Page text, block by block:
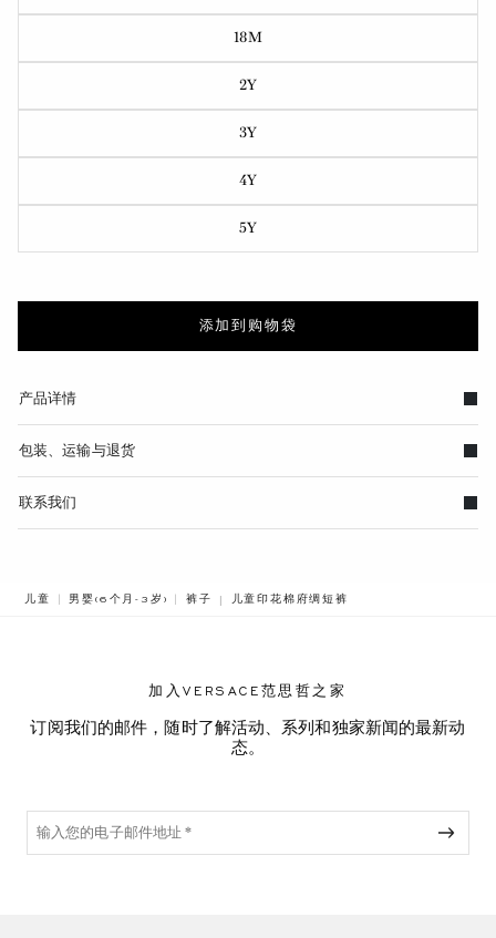
18M
2Y
3Y
4Y
5Y
添加到购物袋
产品详情
包装、运输与退货
联系我们
儿童 男婴(6个月-3岁) 裤子 BREADCRUMB.ADA.LABEL.CURRENT
儿童印花棉府绸短裤
加入VERSACE范思哲之家
订阅我们的邮件，随时了解活动、系列和独家新闻的最新动
态。